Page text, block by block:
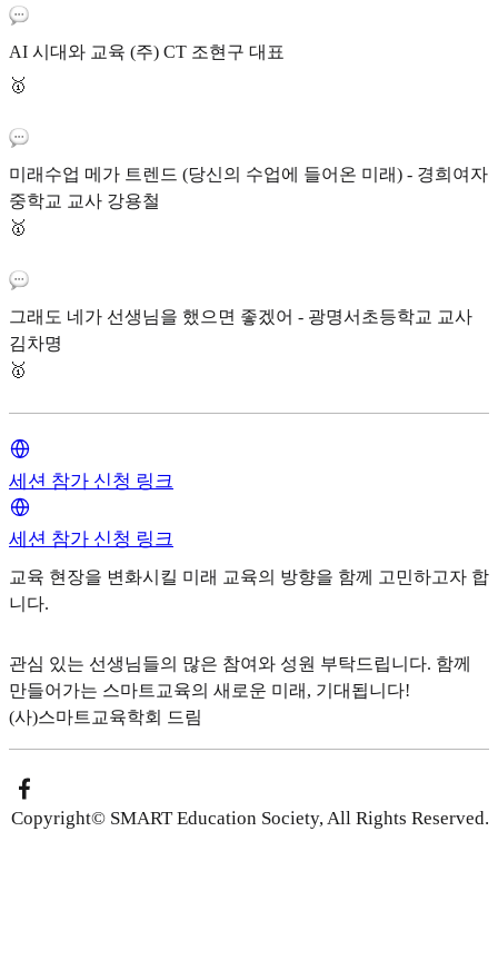
AI 시대와 교육 (주) CT 조현구 대표
🥇
미래수업 메가 트렌드 (당신의 수업에 들어온 미래) - 경희여자
중학교 교사 강용철
🥇
그래도 네가 선생님을 했으면 좋겠어 - 광명서초등학교 교사
김차명
🥇
세션 참가 신청 링크
세션 참가 신청 링크
교육 현장을 변화시킬 미래 교육의 방향을 함께 고민하고자 합
니다.
관심 있는 선생님들의 많은 참여와 성원 부탁드립니다. 함께
만들어가는 스마트교육의 새로운 미래, 기대됩니다!
(사)스마트교육학회 드림
Copyright© SMART Education Society, All Rights Reserved.